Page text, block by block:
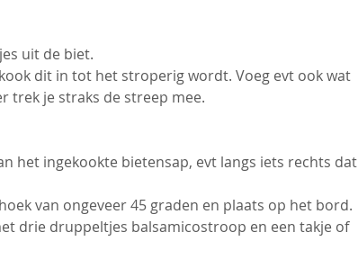
uit de biet.
dit in tot het stroperig wordt. Voeg evt ook wat
trek je straks de streep mee.
het ingekookte bietensap, evt langs iets rechts dat
van ongeveer 45 graden en plaats op het bord.
drie druppeltjes balsamicostroop en een takje of